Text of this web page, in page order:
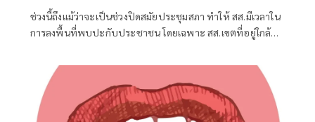
ช่วงนี้ถึงแม้ว่าจะเป็นช่วงปิดสมัยประชุมสภา ทำให้ สส.มีเวลาใน
การลงพื้นที่พบปะกับประชาชน โดยเฉพาะ สส.เขตที่อยู่ใกล้ชิด
ปัญหาในเขต